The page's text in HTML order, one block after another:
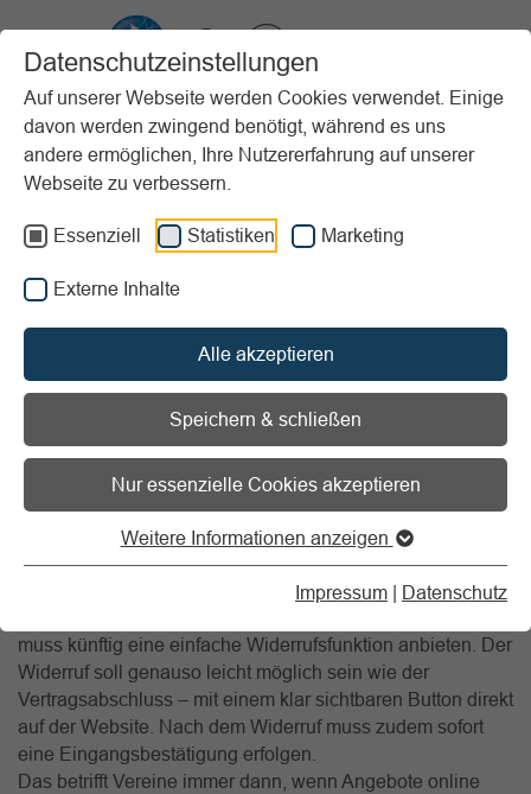
Datenschutzeinstellungen
Auf unserer Webseite werden Cookies verwendet. Einige
davon werden zwingend benötigt, während es uns
andere ermöglichen, Ihre Nutzererfahrung auf unserer
Webseite zu verbessern.
Essenziell Statistiken Marketing
Externe Inhalte
Alle akzeptieren
Speichern & schließen
Nur essenzielle Cookies akzeptieren
Weitere Informationen anzeigen
Impressum | Datenschutz
Startseite News Der „Widerrufsbutton“ im neuen § 356a BGB
Der „Widerrufsbutton“ im
neuen § 356a BGB
10.06.2026
Handlungsbedarf für Sportvereine?!
Mit der Gesetzesänderung zum 19. Juni 2026
kommt eine neue Pflicht auf viele Sportvereine zu:
der sogenannte Widerrufsbutton (§ 356a BGB).
muss künftig eine einfache Widerrufsfunktion anbieten. Der
Widerruf soll genauso leicht möglich sein wie der
Vertragsabschluss – mit einem klar sichtbaren Button direkt
auf der Website. Nach dem Widerruf muss zudem sofort
eine Eingangsbestätigung erfolgen.
Das betrifft Vereine immer dann, wenn Angebote online